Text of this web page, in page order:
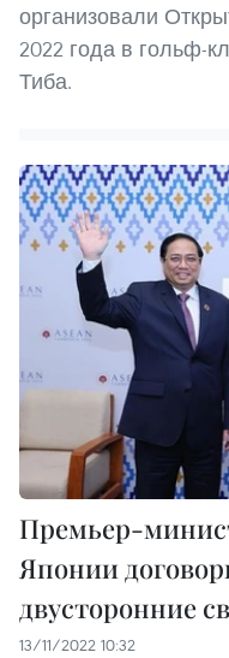
организовали
2022 года в гольф-
Тиба.
Премьер-
Японии
двусторонние
13/11/2022 10:32